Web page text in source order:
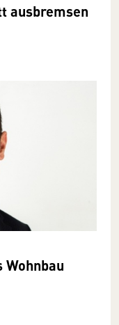
ausbremsen